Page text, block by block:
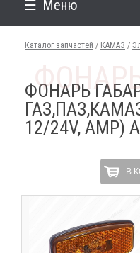
Меню
Каталог запчастей / КАМАЗ /
ФОНАРЬ
12/24V, AMP)
В